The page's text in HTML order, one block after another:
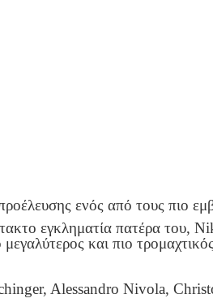
ενός από τους πιο
εγκληματία πατέρα του,
μεγαλύτερος και πιο
Alessandro Nivola,